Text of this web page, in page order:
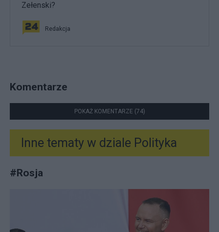
Zełenski?
Redakcja
Komentarze
POKAŻ KOMENTARZE (74)
Inne tematy w dziale Polityka
#Rosja